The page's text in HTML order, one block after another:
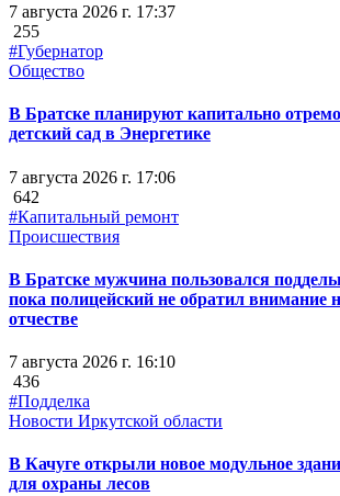
7 августа 2026 г. 17:37
255
#Губернатор
Общество
В Братске планируют капитально
детский сад в Энергетике
7 августа 2026 г. 17:06
642
#Капитальный ремонт
Происшествия
В Братске мужчина пользовался
пока полицейский не обратил внимание
отчестве
7 августа 2026 г. 16:10
436
#Подделка
Новости Иркутской области
В Качуге открыли новое модульное
для охраны лесов